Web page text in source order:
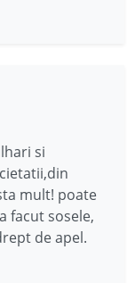
si
mult! poate
facut sosele,
de apel.